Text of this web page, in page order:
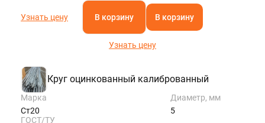
Узнать цену В корзину В корзину
Узнать цену
Круг оцинкованный калиброванный
Марка
Ст20
Диаметр, мм
5
ГОСТ/ТУ